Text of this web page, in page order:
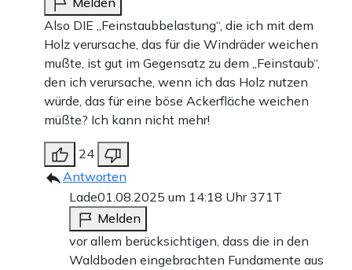
Also DIE „Feinstaubbelastung“, die ich mit dem
Holz verursache, das für die Windräder weichen
mußte, ist gut im Gegensatz zu dem „Feinstaub“,
den ich verursache, wenn ich das Holz nutzen
würde, das für eine böse Ackerfläche weichen
müßte? Ich kann nicht mehr!
24
Antworten
Lade01.08.2025 um 14:18 Uhr371T
Melden
vor allem berücksichtigen, dass die in den
Waldboden eingebrachten Fundamente aus